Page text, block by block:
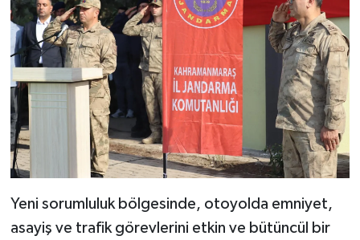
Yeni sorumluluk bölgesinde, otoyolda emniyet,
asayiş ve trafik görevlerini etkin ve bütüncül bir